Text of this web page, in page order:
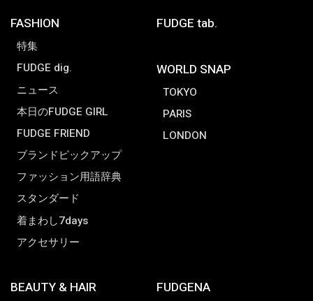
FASHION
特集
FUDGE dig.
ニュース
本日のFUDGE GIRL
FUDGE FRIEND
ブランドピックアップ
ファッション用語辞典
スタンダード
着まわし7days
アクセサリー
FUDGE tab.
WORLD SNAP
TOKYO
PARIS
LONDON
BEAUTY & HAIR FUDGENA